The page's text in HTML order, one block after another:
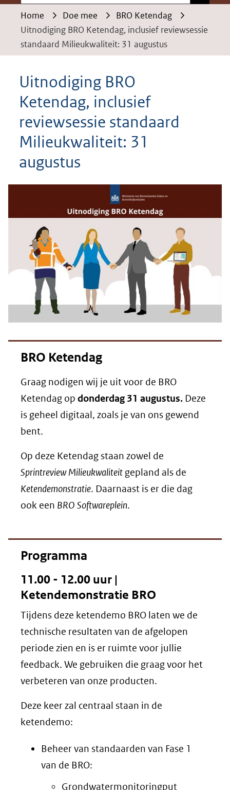
Home Doe mee
BRO Ketendag
Uitnodiging BRO Ketendag, inclusief reviewsessie
standaard Milieukwaliteit: 31 augustus
Uitnodiging BRO
Ketendag, inclusief
reviewsessie standaard
Milieukwaliteit: 31
augustus
BRO Ketendag
Graag nodigen wij je uit voor de BRO
Ketendag op donderdag 31 augustus. Deze
is geheel digitaal, zoals je van ons gewend
bent.
Op deze Ketendag staan zowel de
Sprintreview Milieukwaliteit gepland als de
Ketendemonstratie. Daarnaast is er die dag
ook een BRO Softwareplein.
Programma
11.00 - 12.00 uur |
Ketendemonstratie BRO
Tijdens deze ketendemo BRO laten we de
technische resultaten van de afgelopen
periode zien en is er ruimte voor jullie
feedback. We gebruiken die graag voor het
verbeteren van onze producten.
Deze keer zal centraal staan in de
ketendemo:
Beheer van standaarden van Fase 1
van de BRO:
Grondwatermonitoringput